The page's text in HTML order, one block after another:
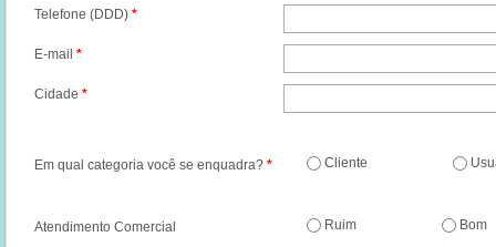
Telefone (DDD) *
E-mail *
Cidade *
Em qual categoria você se enquadra? * Cliente
Atendimento Comercial Ruim Bom